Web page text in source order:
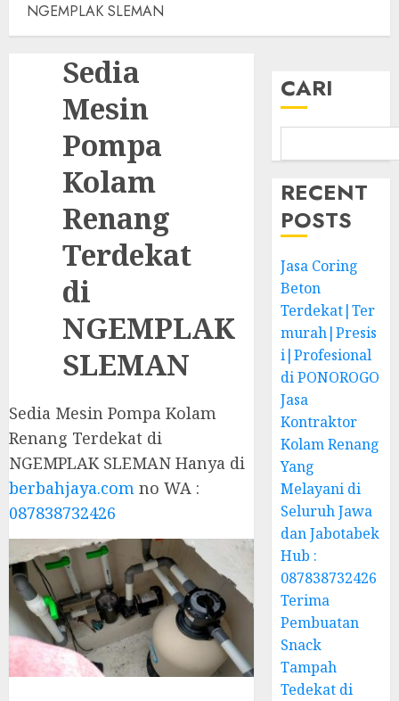
NGEMPLAK SLEMAN
Sedia
Mesin
Pompa
Kolam
Renang
Terdekat
di
NGEMPLAK
SLEMAN
Sedia Mesin Pompa Kolam
Renang Terdekat di
NGEMPLAK SLEMAN Hanya di
berbahjaya.com no WA :
087838732426
CARI
RECENT
POSTS
Jasa Coring
Beton
Terdekat|Ter
murah|Presis
i|Profesional
di PONOROGO
Jasa
Kontraktor
Kolam Renang
Yang
Melayani di
Seluruh Jawa
dan Jabotabek
Hub :
087838732426
Terima
Pembuatan
Snack
Tampah
Tedekat di